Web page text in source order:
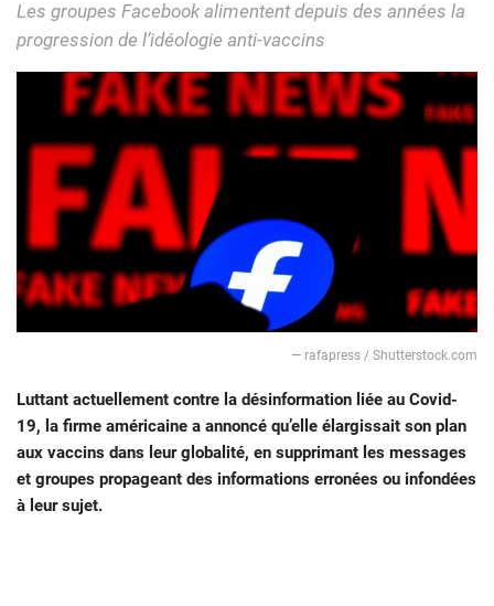
Les groupes Facebook alimentent depuis des années la
progression de l’idéologie anti-vaccins
— rafapress / Shutterstock.com
Luttant actuellement contre la désinformation liée au Covid-
19, la firme américaine a annoncé qu’elle élargissait son plan
aux vaccins dans leur globalité, en supprimant les messages
et groupes propageant des informations erronées ou infondées
à leur sujet.